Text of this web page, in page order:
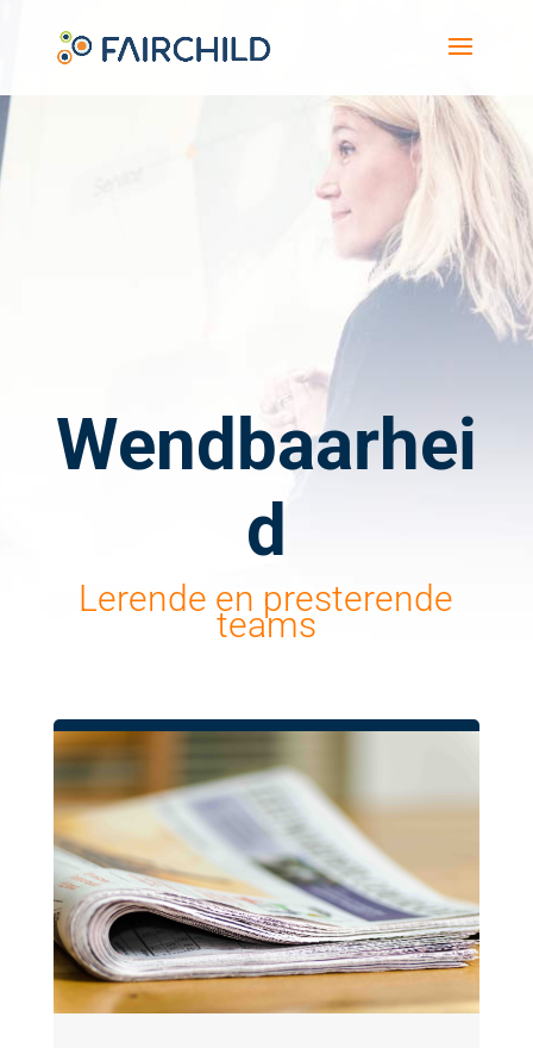
Wendbaarhei
d
Lerende en presterende
teams